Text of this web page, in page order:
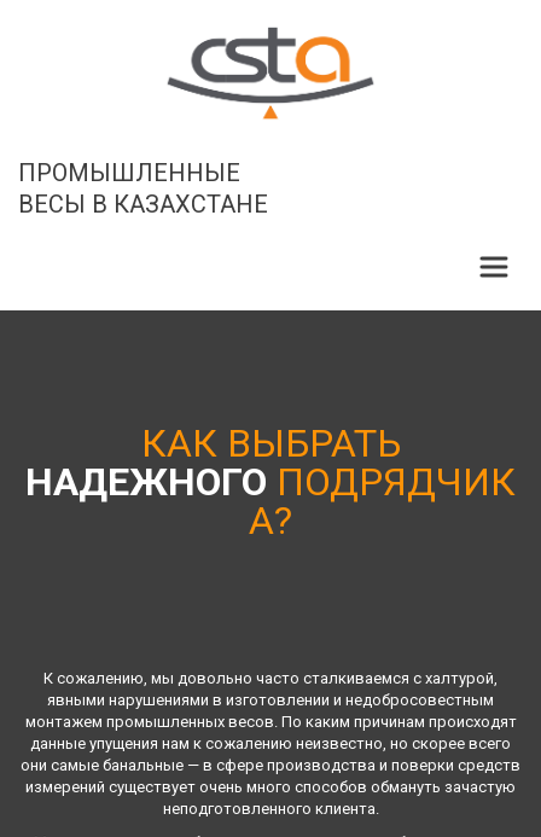
ПРОМЫШЛЕННЫЕ
ВЕСЫ В КАЗАХСТАНЕ
КАК ВЫБРАТЬ
НАДЕЖНОГО ПОДРЯДЧИК
А?
К сожалению, мы довольно часто сталкиваемся с халтурой,
явными нарушениями в изготовлении и недобросовестным
монтажем промышленных весов. По каким причинам происходят
данные упущения нам к сожалению неизвестно, но скорее всего
они самые банальные — в сфере производства и поверки средств
измерений существует очень много способов обмануть зачастую
неподготовленного клиента.